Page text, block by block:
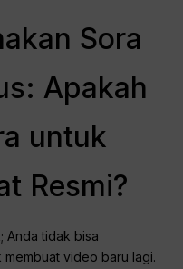
Sora
Apakah
untuk
Resmi?
Anda tidak bisa
membuat video baru lagi.